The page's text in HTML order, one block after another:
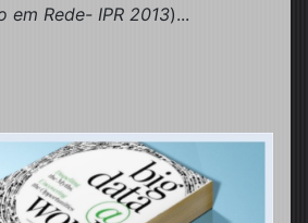
em Rede- IPR 2013)...